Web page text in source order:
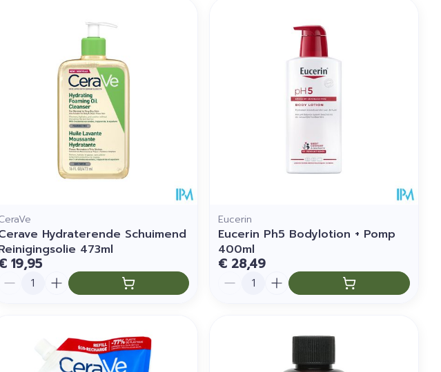
passen.
Hydraterende Schuimend
473ml
19,95
Aantal
Eucerin
Eucerin Ph5 Bodylotion + Pomp
400ml
€ 28,49
Aantal